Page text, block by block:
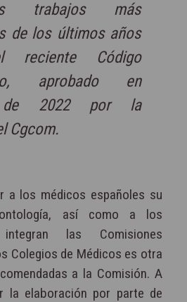
trabajos más
de los últimos años
reciente Código
aprobado en
de 2022 por la
Cgcom.
a los médicos españoles su
así como a los
las Comisiones
Colegios de Médicos es otra
a la Comisión. A
la elaboración por parte de